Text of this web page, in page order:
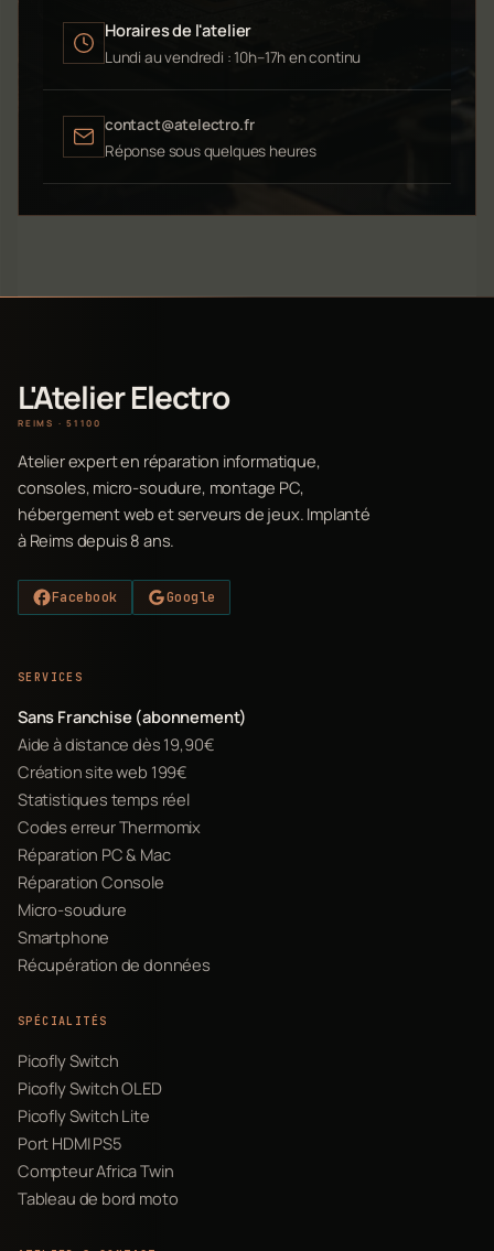
Horaires de l'atelier
Lundi au vendredi : 10h–17h en continu
contact@atelectro.fr
Réponse sous quelques heures
L'Atelier Electro
REIMS · 51100
Atelier expert en réparation informatique,
consoles, micro-soudure, montage PC,
hébergement web et serveurs de jeux. Implanté
à Reims depuis 8 ans.
Facebook Google
SERVICES
Sans Franchise (abonnement)
Aide à distance dès 19,90€
Création site web 199€
Statistiques temps réel
Codes erreur Thermomix
Réparation PC & Mac
Réparation Console
Micro-soudure
Smartphone
Récupération de données
SPÉCIALITÉS
Picofly Switch
Picofly Switch OLED
Picofly Switch Lite
Port HDMI PS5
Compteur Africa Twin
Tableau de bord moto